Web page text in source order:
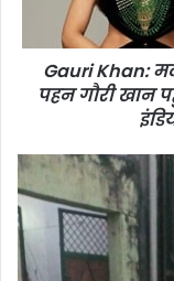
Gauri Khan:
पहन गौरी खान